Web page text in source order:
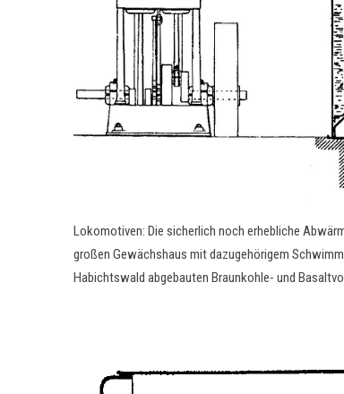
Lokomotiven: Die sicherlich noch erhebliche
großen Gewächshaus mit dazugehörigem
Habichtswald abgebauten Braunkohle- und